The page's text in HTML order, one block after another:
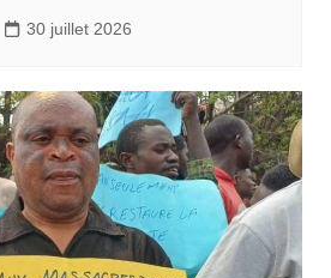
30 juillet 2026